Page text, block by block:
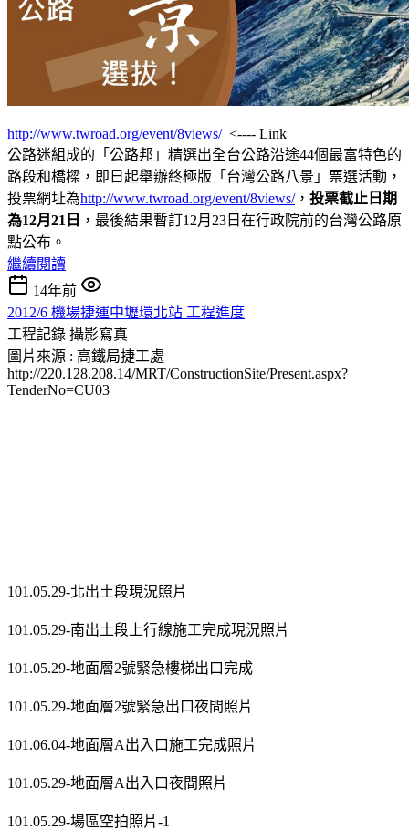
http://www.twroad.org/event/8views/<---- Link
公路迷組成的「公路邦」精選出全台公路沿途44個最富特色的
路段和橋樑，即日起舉辦終極版「台灣公路八景」票選活動，
投票網址為http://www.twroad.org/event/8views/， 投票截止日期
為12月21日 ，最後結果暫訂12月23日在行政院前的台灣公路原
點公布。
繼續閱讀
14年前
2012/6 機場捷運中壢環北站 工程進度
工程記錄 攝影寫真
圖片來源 : 高鐵局捷工處
http://220.128.208.14/MRT/ConstructionSite/Present.aspx?
TenderNo=CU03
101.05.29-北出土段現況照片
101.05.29-南出土段上行線施工完成現況照片
101.05.29-地面層2號緊急樓梯出口完成
101.05.29-地面層2號緊急出口夜間照片
101.06.04-地面層A出入口施工完成照片
101.05.29-地面層A出入口夜間照片
101.05.29-場區空拍照片-1